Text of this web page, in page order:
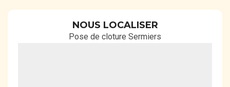
NOUS LOCALISER
Pose de cloture Sermiers